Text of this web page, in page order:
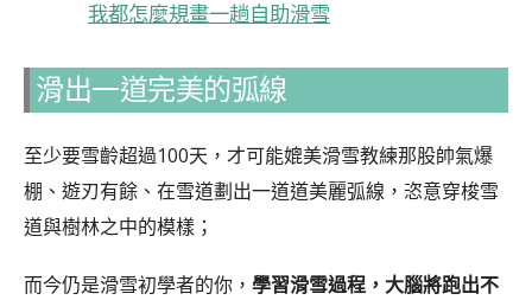
我都怎麼規畫一趟自助滑雪
滑出一道完美的弧線
至少要雪齡超過100天，才可能媲美滑雪教練那股帥氣爆
棚、遊刃有餘、在雪道劃出一道道美麗弧線，恣意穿梭雪
道與樹林之中的模樣；
而今仍是滑雪初學者的你， 學習滑雪過程，大腦將跑出不